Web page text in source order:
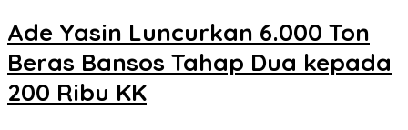
Ade Yasin Luncurkan 6.000 Ton
Beras Bansos Tahap Dua kepada
200 Ribu KK